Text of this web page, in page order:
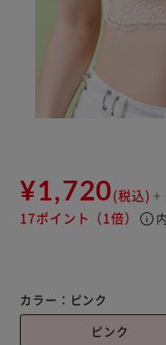
¥1,720(税込) +
17ポイント （1倍） info
カラー： ピンク
ピンク